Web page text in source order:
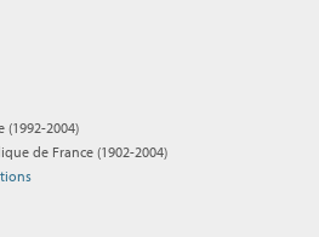
2004)
de France (1902-2004)